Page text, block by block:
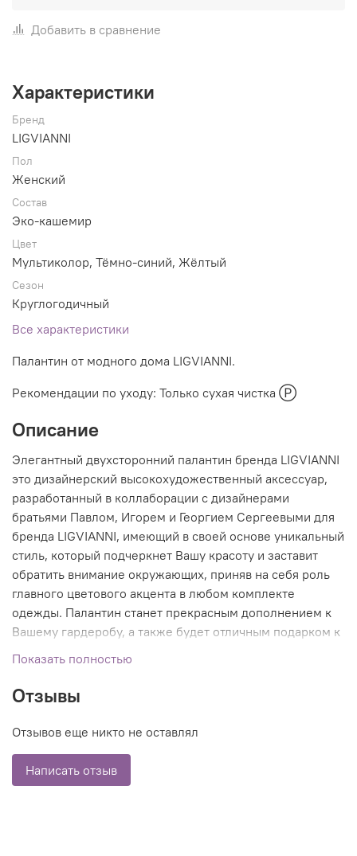
Добавить в сравнение
Характеристики
Бренд
LIGVIANNI
Пол
Женский
Состав
Эко-кашемир
Цвет
Мультиколор, Тёмно-синий, Жёлтый
Сезон
Круглогодичный
Все характеристики
Палантин от модного дома LIGVIANNI.
Рекомендации по уходу: Только сухая чистка Ⓟ
Описание
Элегантный двухсторонний палантин бренда LIGVIANNI
это дизайнерский высокохудожественный аксессуар,
разработанный в коллаборации с дизайнерами
братьями Павлом, Игорем и Георгием Сергеевыми для
бренда LIGVIANNI, имеющий в своей основе уникальный
стиль, который подчеркнет Вашу красоту и заставит
обратить внимание окружающих, приняв на себя роль
главного цветового акцента в любом комплекте
одежды. Палантин станет прекрасным дополнением к
Вашему гардеробу, а также будет отличным подарком к
Показать полностью
Отзывы
Отзывов еще никто не оставлял
Написать отзыв